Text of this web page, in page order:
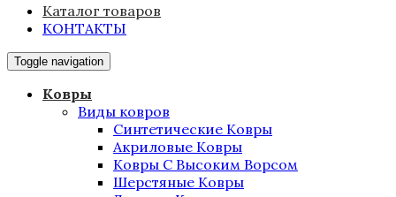
Каталог товаров
КОНТАКТЫ
Toggle navigation
Ковры
Виды ковров
Синтетические Ковры
Акриловые Ковры
Ковры С Высоким Ворсом
Шерстяные Ковры